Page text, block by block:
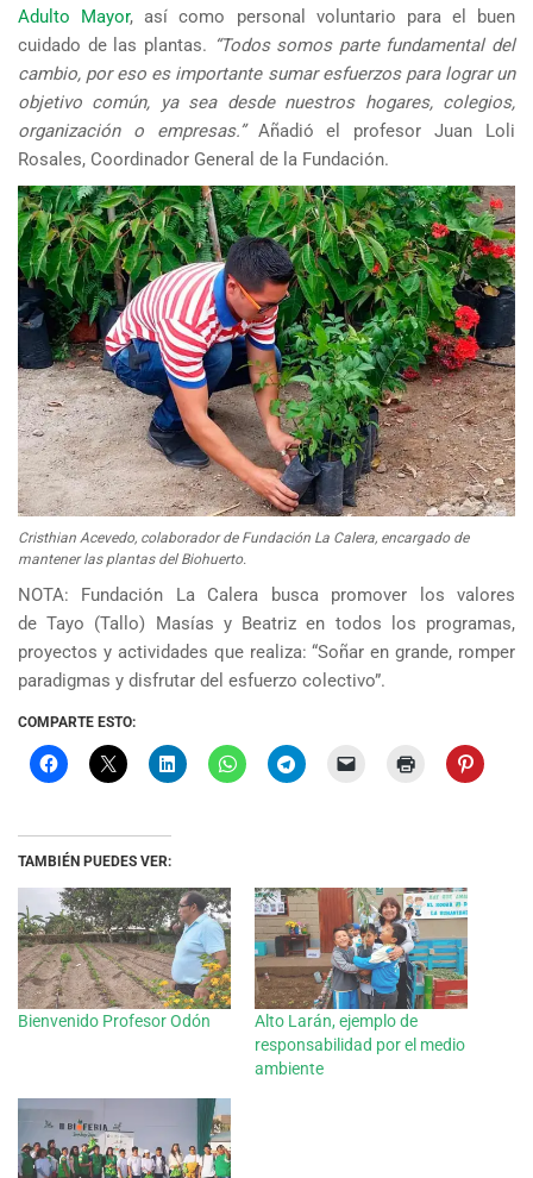
Adulto Mayor, así como personal voluntario para el buen
cuidado de las plantas. “Todos somos parte fundamental del
cambio, por eso es importante sumar esfuerzos para lograr un
objetivo común, ya sea desde nuestros hogares, colegios,
organización o empresas.”Añadió el profesor Juan Loli
Rosales, Coordinador General de la Fundación.
Cristhian Acevedo, colaborador de Fundación La Calera, encargado de
mantener las plantas del Biohuerto.
NOTA: Fundación La Calera busca promover los valores
de Tayo (Tallo) Masías y Beatriz en todos los programas,
proyectos y actividades que realiza: “Soñar en grande, romper
paradigmas y disfrutar del esfuerzo colectivo”.
COMPARTE ESTO:
TAMBIÉN PUEDES VER:
Bienvenido Profesor Odón
Alto Larán, ejemplo de
responsabilidad por el medio
ambiente